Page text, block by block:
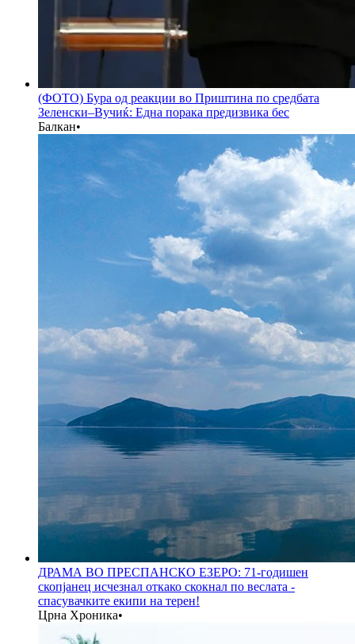
(ФОТО) Бура од реакции во Приштина по средбата
Зеленски–Вучиќ: Една порака предизвика бес
Балкан•
ДРАМА ВО ПРЕСПАНСКО ЕЗЕРО: 71-годишен
скопјанец исчезнал откако скокнал по веслата -
спасувачките екипи на терен!
Црна Хроника•